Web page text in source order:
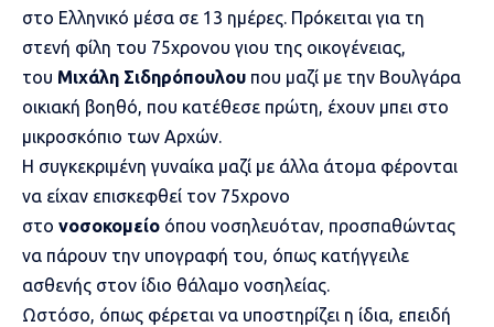
στο Ελληνικό μέσα σε 13 ημέρες. Πρόκειται για τη
στενή φίλη του 75χρονου γιου της οικογένειας,
του Μιχάλη Σιδηρόπουλου που μαζί με την Βουλγάρα
οικιακή βοηθό, που κατέθεσε πρώτη, έχουν μπει στο
μικροσκόπιο των Αρχών.
Η συγκεκριμένη γυναίκα μαζί με άλλα άτομα φέρονται
να είχαν επισκεφθεί τον 75χρονο
στο νοσοκομείο όπου νοσηλευόταν, προσπαθώντας
να πάρουν την υπογραφή του, όπως κατήγγειλε
ασθενής στον ίδιο θάλαμο νοσηλείας.
Ωστόσο, όπως φέρεται να υποστηρίζει η ίδια, επειδή